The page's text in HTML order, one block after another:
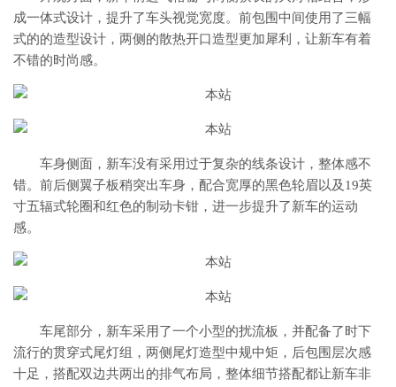
成一体式设计，提升了车头视觉宽度。前包围中间使用了三幅
式的的造型设计，两侧的散热开口造型更加犀利，让新车有着
不错的时尚感。
车身侧面，新车没有采用过于复杂的线条设计，整体感不
错。前后侧翼子板稍突出车身，配合宽厚的黑色轮眉以及19英
寸五辐式轮圈和红色的制动卡钳，进一步提升了新车的运动
感。
车尾部分，新车采用了一个小型的扰流板，并配备了时下
流行的贯穿式尾灯组，两侧尾灯造型中规中矩，后包围层次感
十足，搭配双边共两出的排气布局，整体细节搭配都让新车非